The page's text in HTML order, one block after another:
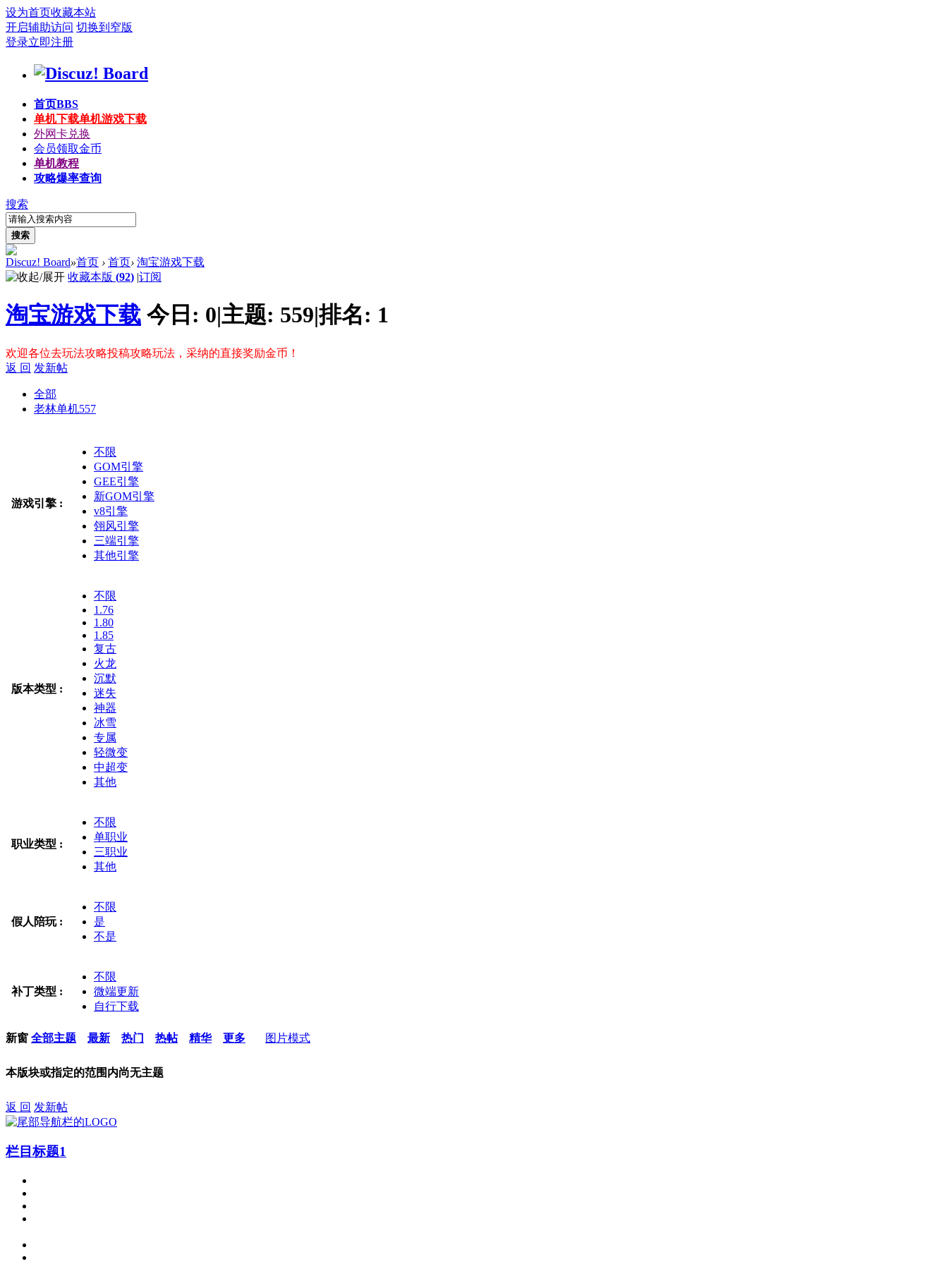
设为首页收藏本站
开启辅助访问 切换到窄版
登录立即注册
首页BBS
单机下载单机游戏下载
外网卡兑换
会员领取金币
单机教程
攻略爆率查询
搜索
搜索
Discuz! Board»首页 › 首页› 淘宝游戏下载
收藏本版 (92) |订阅
淘宝游戏下载 今日: 0|主题: 559|排名: 1
欢迎各位去玩法攻略投稿攻略玩法，采纳的直接奖励金币！
返 回 发新帖
全部
老林单机557
游戏引擎 :
不限
GOM引擎
GEE引擎
新GOM引擎
v8引擎
翎风引擎
三端引擎
其他引擎
版本类型 :
不限
1.76
1.80
1.85
复古
火龙
沉默
迷失
神器
冰雪
专属
轻微变
中超变
其他
职业类型 :
不限
单职业
三职业
其他
假人陪玩 :
不限
是
不是
补丁类型 :
不限
微端更新
自行下载
新窗 全部主题 最新 热门 热帖 精华 更多 图片模式
本版块或指定的范围内尚无主题
返 回 发新帖
栏目标题1